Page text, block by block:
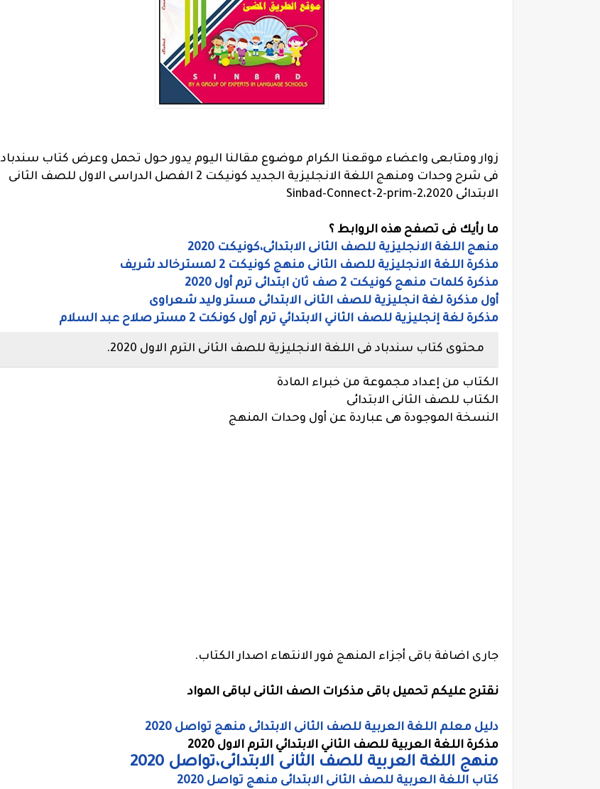
زوار ومتابعى واعضاء موقعنا الكرام موضوع مقالنا اليوم يدور حول تحمل وعرض كتاب سندباد
فى شرح وحدات ومنهج اللغة الانجليزية الجديد كونيكت 2 الفصل الدراسى الاول للصف الثانى
الابتدائى 2020،Sinbad-Connect-2-prim-2
ما رأيك فى تصفح هذه الروابط ؟
منهج اللغة الانجليزية للصف الثانى الابتدائى،كونيكت 2020
مذكرة اللغة الانجليزية للصف الثانى منهج كونيكت 2 لمسترخالد شريف
مذكرة كلمات منهج كونيكت 2 صف ثان ابتدائى ترم أول 2020
أول مذكرة لغة انجليزية للصف الثانى الابتدائى مستر وليد شعراوى
مذكرة لغة إنجليزية للصف الثاني الابتدائي ترم أول كونكت 2 مستر صلاح عبد السلام
محتوى كتاب سندباد فى اللغة الانجليزية للصف الثانى الترم الاول 2020.
الكتاب من إعداد مجموعة من خبراء المادة
الكتاب للصف الثانى الابتدائى
النسخة الموجودة هى عباردة عن أول وحدات المنهج
جارى اضافة باقى أجزاء المنهج فور الانتهاء اصدار الكتاب.
نقترح عليكم تحميل باقى مذكرات الصف الثانى لباقى المواد
دليل معلم اللغة العربية للصف الثانى الابتدائى منهج تواصل 2020
مذكرة اللغة العربية للصف الثاني الابتدائي الترم الاول 2020
منهج اللغة العربية للصف الثانى الابتدائى،تواصل 2020
كتاب اللغة العربية للصف الثانى الابتدائى منهج تواصل 2020